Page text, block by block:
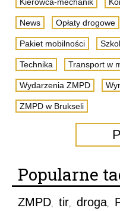
News Opłaty drogowe
Pakiet mobilności
Technika Transport w
Wydarzenia ZMPD
ZMPD w Brukseli
Popularne
ZMPD, tir, droga,